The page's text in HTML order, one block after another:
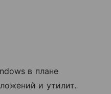
в плане
и утилит.